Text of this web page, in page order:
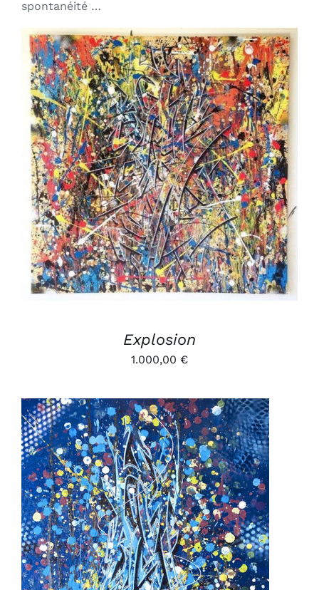
spontanéité …
AJOUTER AU PANIER
/
DÉTAILS
Explosion
1.000,00 €
AJOUTER AU PANIER
/
DÉTAILS